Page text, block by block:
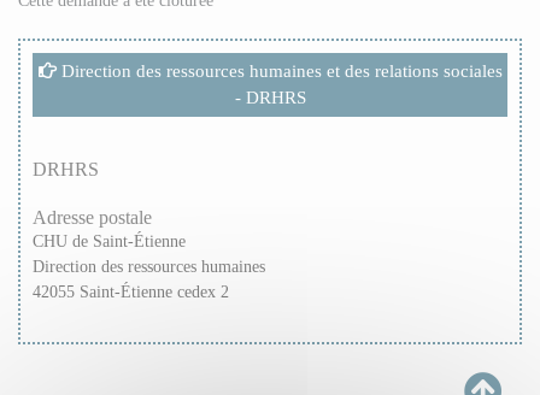
Direction des ressources humaines et des relations sociales
- DRHRS
DRHRS
Adresse postale
CHU de Saint-Étienne
Direction des ressources humaines
42055 Saint-Étienne cedex 2